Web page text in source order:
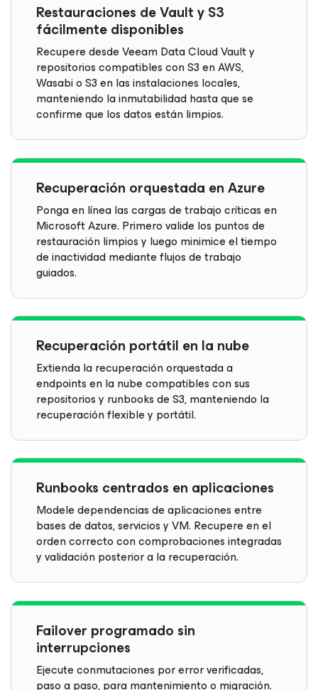
Restauraciones de Vault y S3
fácilmente disponibles
Recupere desde Veeam Data Cloud Vault y
repositorios compatibles con S3 en AWS,
Wasabi o S3 en las instalaciones locales,
manteniendo la inmutabilidad hasta que se
confirme que los datos están limpios.
Recuperación orquestada en Azure
Ponga en línea las cargas de trabajo críticas en
Microsoft Azure. Primero valide los puntos de
restauración limpios y luego minimice el tiempo
de inactividad mediante flujos de trabajo
guiados.
Recuperación portátil en la nube
Extienda la recuperación orquestada a
endpoints en la nube compatibles con sus
repositorios y runbooks de S3, manteniendo la
recuperación flexible y portátil.
Runbooks centrados en aplicaciones
Modele dependencias de aplicaciones entre
bases de datos, servicios y VM. Recupere en el
orden correcto con comprobaciones integradas
y validación posterior a la recuperación.
Failover programado sin
interrupciones
Ejecute conmutaciones por error verificadas,
paso a paso, para mantenimiento o migración.